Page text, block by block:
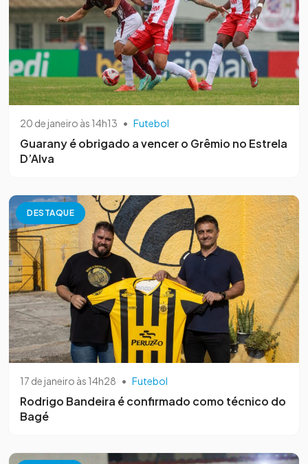
20 de janeiro às 14h13 • Futebol
Guarany é obrigado a vencer o Grêmio no Estrela
D’Alva
DESTAQUE
17 de janeiro às 14h28 • Futebol
Rodrigo Bandeira é confirmado como técnico do
Bagé